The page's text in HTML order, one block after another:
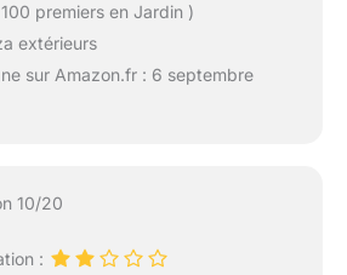
premiers en Jardin )
extérieurs
sur Amazon.fr : 6 septembre
10/20
: